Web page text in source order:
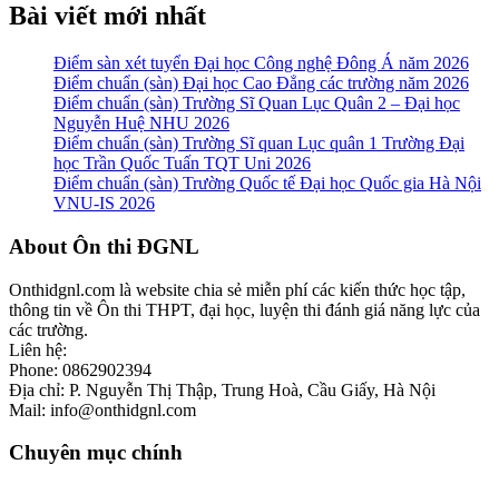
Bài viết mới nhất
Điểm sàn xét tuyển Đại học Công nghệ Đông Á năm 2026
Điểm chuẩn (sàn) Đại học Cao Đẳng các trường năm 2026
Điểm chuẩn (sàn) Trường Sĩ Quan Lục Quân 2 – Đại học
Nguyễn Huệ NHU 2026
Điểm chuẩn (sàn) Trường Sĩ quan Lục quân 1 Trường Đại
học Trần Quốc Tuấn TQT Uni 2026
Điểm chuẩn (sàn) Trường Quốc tế Đại học Quốc gia Hà Nội
VNU-IS 2026
Footer
About Ôn thi ĐGNL
Onthidgnl.com là website chia sẻ miễn phí các kiến thức học tập,
thông tin về Ôn thi THPT, đại học, luyện thi đánh giá năng lực của
các trường.
Liên hệ:
Phone: 0862902394
Địa chỉ: P. Nguyễn Thị Thập, Trung Hoà, Cầu Giấy, Hà Nội
Mail: info@onthidgnl.com
Chuyên mục chính